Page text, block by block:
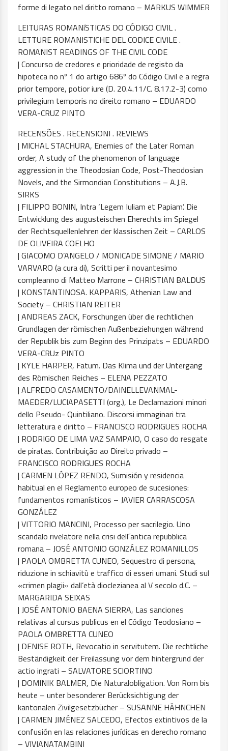
forme di legato nel diritto romano – MARKUS WIMMER
LEITURAS ROMANíSTICAS DO CÓDIGO CIVIL .
LETTURE ROMANISTICHE DEL CODICE CIVILE .
ROMANIST READINGS OF THE CIVIL CODE
| Concurso de credores e prioridade de registo da
hipoteca no nº 1 do artigo 686º do Código Civil e a regra
prior tempore, potior iure (D. 20.4.11/C. 8.17.2-3) como
privilegium temporis no direito romano – EDUARDO
VERA-CRUZ PINTO
RECENSÕES . RECENSIONI . REVIEWS
| MICHAL STACHURA, Enemies of the Later Roman
order, A study of the phenomenon of language
aggression in the Theodosian Code, Post-Theodosian
Novels, and the Sirmondian Constitutions – A.J.B.
SIRKS
| FILIPPO BONIN, Intra ‘Legem Iuliam et Papiam’. Die
Entwicklung des augusteischen Eherechts im Spiegel
der Rechtsquellenlehren der klassischen Zeit – CARLOS
DE OLIVEIRA COELHO
| GIACOMO D’ANGELO / MONICADE SIMONE / MARIO
VARVARO (a cura di), Scritti per il novantesimo
compleanno di Matteo Marrone – CHRISTIAN BALDUS
| KONSTANTINOSA. KAPPARIS, Athenian Law and
Society – CHRISTIAN REITER
| ANDREAS ZACK, Forschungen über die rechtlichen
Grundlagen der römischen Außenbeziehungen während
der Republik bis zum Beginn des Prinzipats – EDUARDO
VERA-CRUz PINTO
| KYLE HARPER, Fatum. Das Klima und der Untergang
des Römischen Reiches – ELENA PEZZATO
| ALFREDO CASAMENTO/DAINELLEVANMAL-
MAEDER/LUCIAPASETTI (org.), Le Declamazioni minori
dello Pseudo- Quintiliano. Discorsi immaginari tra
letteratura e diritto – FRANCISCO RODRIGUES ROCHA
| RODRIGO DE LIMA VAZ SAMPAIO, O caso do resgate
de piratas. Contribuição ao Direito privado –
FRANCISCO RODRIGUES ROCHA
| CARMEN LÓPEZ RENDO, Sumisión y residencia
habitual en el Reglamento europeo de sucesiones:
fundamentos romanísticos – JAVIER CARRASCOSA
GONZÁLEZ
| VITTORIO MANCINI, Processo per sacrilegio. Uno
scandalo rivelatore nella crisi dell´antica repubblica
romana – JOSÉ ANTONIO GONZÁLEZ ROMANILLOS
| PAOLA OMBRETTA CUNEO, Sequestro di persona,
riduzione in schiavitù e traffico di esseri umani. Studi sul
«crimen plagii» dall’età dioclezianea al V secolo d.C. –
MARGARIDA SEIXAS
| JOSÉ ANTONIO BAENA SIERRA, Las sanciones
relativas al cursus publicus en el Código Teodosiano –
PAOLA OMBRETTA CUNEO
| DENISE ROTH, Revocatio in servitutem. Die rechtliche
Beständigkeit der Freilassung vor dem hintergrund der
actio ingrati – SALVATORE SCIORTINO
| DOMINIK BALMER, Die Naturalobligation. Von Rom bis
heute – unter besonderer Berücksichtigung der
kantonalen Zivilgesetzbücher – SUSANNE HÄHNCHEN
| CARMEN JIMÉNEZ SALCEDO, Efectos extintivos de la
confusión en las relaciones jurídicas en derecho romano
– VIVIANATAMBINI